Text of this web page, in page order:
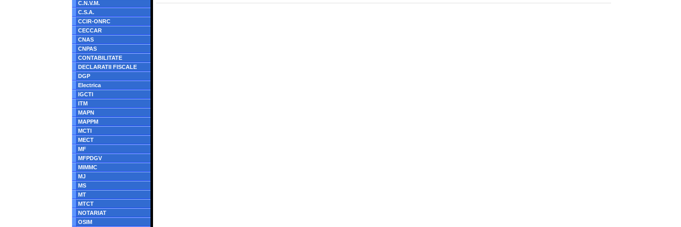
C.N.V.M.
C.S.A.
CCIR-ONRC
CECCAR
CNAS
CNPAS
CONTABILITATE
DECLARATII FISCALE
DGP
Electrica
IGCTI
ITM
MAPN
MAPPM
MCTI
MECT
MF
MFPDGV
MIMMC
MJ
MS
MT
MTCT
NOTARIAT
OSIM